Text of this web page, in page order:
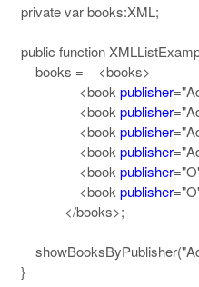
private var books:XML;
public function
books = <books>
<book publisher
<book publisher
<book publisher
<book publisher
<book publisher
<book publisher
</books>;
}